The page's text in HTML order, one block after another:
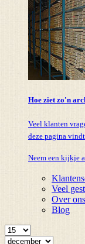
Hoe ziet zo'n
Veel klanten
deze pagina
Neem een kijkje
Veel
Over ons
Blog